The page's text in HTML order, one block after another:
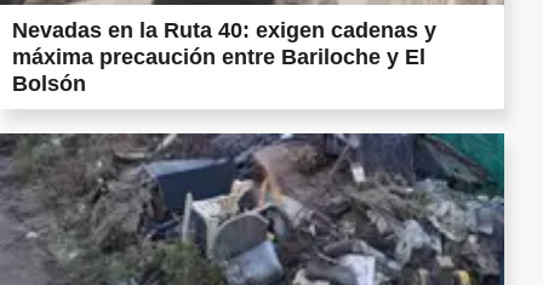
Nevadas en la Ruta 40: exigen cadenas y
máxima precaución entre Bariloche y El
Bolsón